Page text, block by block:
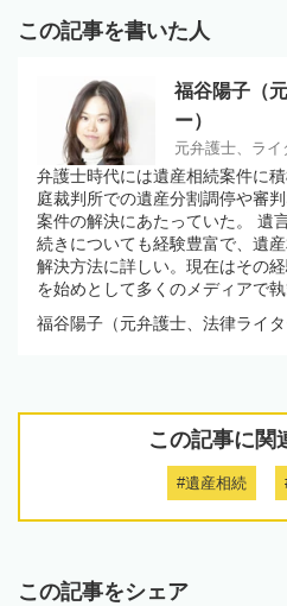
この記事を書いた人
福谷陽子（
ー）
元弁護士、ライ
弁護士時代には遺産相続案件に
庭裁判所での遺産分割調停や審
案件の解決にあたっていた。 遺
続きについても経験豊富で、遺
解決方法に詳しい。現在はその
を始めとして多くのメディアで執
福谷陽子（元弁護士、法律ライ
この記事に関
#遺産相続
この記事をシェア